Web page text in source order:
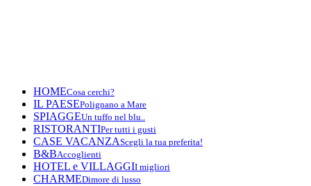
HOMECosa cerchi?
IL PAESEPolignano a Mare
SPIAGGEUn tuffo nel blu..
RISTORANTIPer tutti i gusti
CASE VACANZAScegli la tua preferita!
B&BAccoglienti
HOTEL e VILLAGGII migliori
CHARMEDimore di lusso